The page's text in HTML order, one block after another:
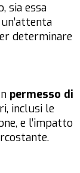
sia essa
determinare
permesso di
inclusi le
e l’impatto